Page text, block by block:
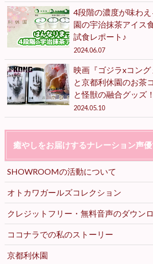
4段階の濃度が味わ
園の宇治抹茶アイス
試食レポート♪
2024.06.07
映画『ゴジラxコング
と京都利休園のお茶
と怪獣の融合グッズ！
2024.05.10
癒やしをお届けするナレーション声
SHOWROOMの活動について
オトカワガールズコレクション
クレジットフリー・無料音声のダウン
ココナラでの私のストーリー
京都利休園